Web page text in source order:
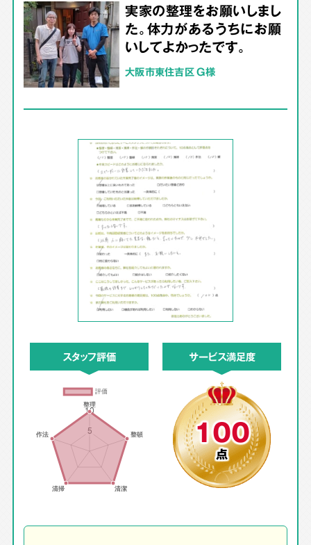
実家の整理をお願いしまし
た。体力があるうちにお願
いしてよかったです。
大阪市東住吉区 G様
スタッフ評価 サービス満足度
100
点